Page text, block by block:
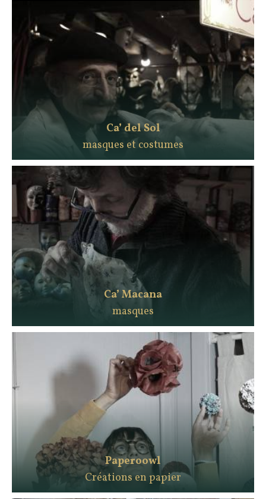
Ca’ del Sol
masques et costumes
Ca’ Macana
masques
Paperoowl
Créations en papier